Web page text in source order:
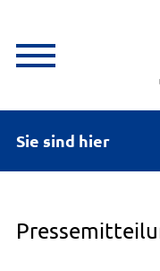
Sie sind hier